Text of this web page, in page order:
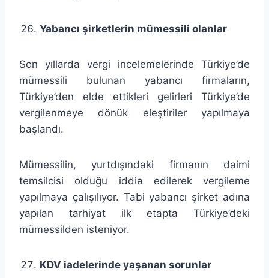
Yabancı şirketlerin mümessili olanlar
Son yıllarda vergi incelemelerinde Türkiye’de
mümessili bulunan yabancı firmaların,
Türkiye’den elde ettikleri gelirleri Türkiye’de
vergilenmeye dönük eleştiriler yapılmaya
başlandı.
Mümessilin, yurtdışındaki firmanın daimi
temsilcisi olduğu iddia edilerek vergileme
yapılmaya çalışılıyor. Tabi yabancı şirket adına
yapılan tarhiyat ilk etapta Türkiye’deki
mümessilden isteniyor.
KDV iadelerinde yaşanan sorunlar